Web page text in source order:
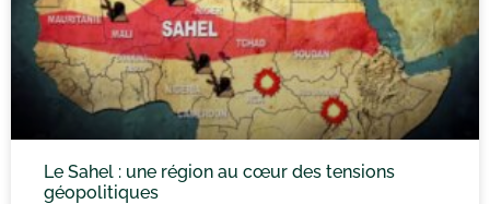
Le Sahel : une région au cœur des tensions
géopolitiques